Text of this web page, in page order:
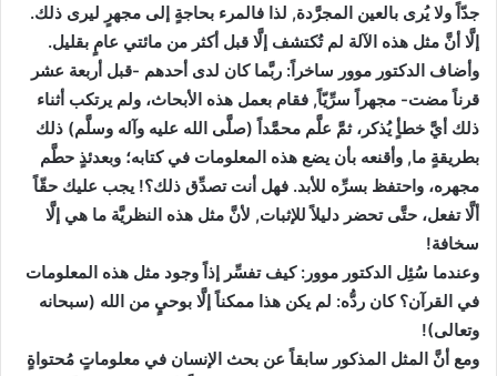
جدّاً ولا يُرى بالعين المجرَّدة, لذا فالمرء بحاجةٍ إلى مجهرٍ ليرى ذلك.
إلَّا أنَّ مثل هذه الآلة لم تُكتشف إلَّا قبل أكثر من مائتي عامٍ بقليل.
وأضاف الدكتور موور ساخراً: ربَّما كان لدى أحدهم -قبل أربعة عشر
قرناً مضت- مجهراً سرِّيّاً, فقام بعمل هذه الأبحاث، ولم يرتكب أثناء
ذلك أيَّ خطأٍ يُذكر، ثمَّ علَّم محمَّداً (صلَّى الله عليه وآله وسلَّم) ذلك
بطريقةٍ ما, وأقنعه بأن يضع هذه المعلومات في كتابه؛ وبعدئذٍ حطَّم
مجهره، واحتفظ بسرِّه للأبد. فهل أنت تصدِّق ذلك؟! يجب عليك حقّاً
ألَّا تفعل، حتَّى تحضر دليلاً للإثبات, لأنَّ مثل هذه النظريَّة ما هي إلَّا
سخافة!
وعندما سُئِل الدكتور موور: كيف تفسِّر إذاً وجود مثل هذه المعلومات
في القرآن؟ كان ردُّه: لم يكن هذا ممكناً إلَّا بوحيٍ من الله (سبحانه
وتعالى)!
ومع أنَّ المثل المذكور سابقاً عن بحث الإنسان في معلوماتٍ مُحتواةٍ